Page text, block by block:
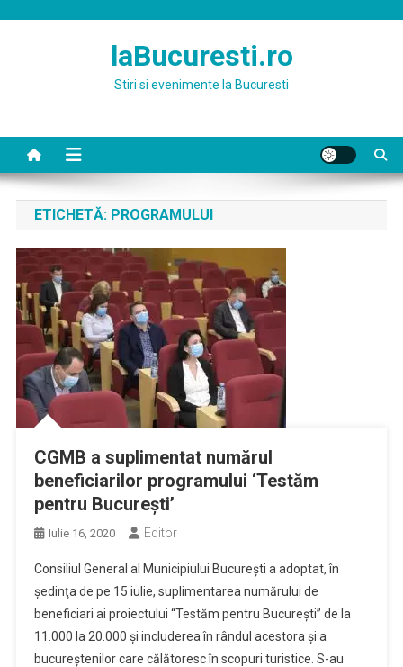
laBucuresti.ro
Stiri si evenimente la Bucuresti
ETICHETĂ: PROGRAMULUI
CGMB a suplimentat numărul
beneficiarilor programului ‘Testăm
pentru Bucureşti’
Iulie 16, 2020 Editor
Consiliul General al Municipiului Bucureşti a adoptat, în
şedinţa de pe 15 iulie, suplimentarea numărului de
beneficiari ai proiectului “Testăm pentru Bucureşti” de la
11.000 la 20.000 şi includerea în rândul acestora şi a
bucureştenilor care călătoresc în scopuri turistice. S-au